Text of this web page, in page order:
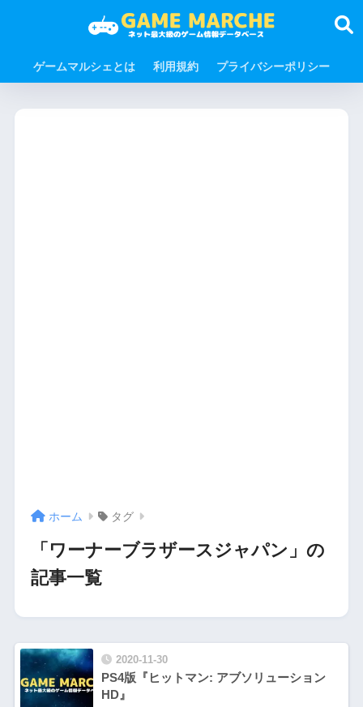
ゲームマルシェとは 利用規約 プライバシーポリシー
ホーム タグ
「ワーナーブラザースジャパン」の
記事一覧
2020-11-30
PS4版『ヒットマン: アブソリューション
HD』